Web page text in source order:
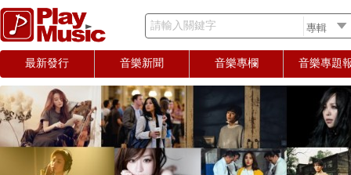
請輸入關鍵字
最新發行 音樂新聞 音樂專欄 音樂專題